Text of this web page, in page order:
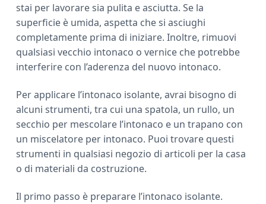
stai per lavorare sia pulita e asciutta. Se la
superficie è umida, aspetta che si asciughi
completamente prima di iniziare. Inoltre, rimuovi
qualsiasi vecchio intonaco o vernice che potrebbe
interferire con l’aderenza del nuovo intonaco.
Per applicare l’intonaco isolante, avrai bisogno di
alcuni strumenti, tra cui una spatola, un rullo, un
secchio per mescolare l’intonaco e un trapano con
un miscelatore per intonaco. Puoi trovare questi
strumenti in qualsiasi negozio di articoli per la casa
o di materiali da costruzione.
Il primo passo è preparare l’intonaco isolante.